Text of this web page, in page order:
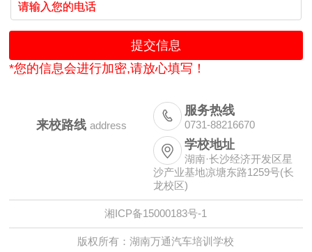
*您的信息会进行加密,请放心填写！
来校路线 address
 服务热线
0731-88216670
 学校地址
湖南·长沙经济开发区星
沙产业基地凉塘东路1259号(长
龙校区)
湘ICP备15000183号-1
版权所有：湖南万通汽车培训学校